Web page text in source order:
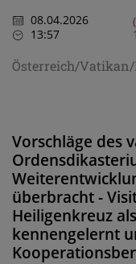
08.04.2026
13:57
Österreich/
Vorschläge des
überbracht -
Heiligenkreuz
kennengelernt